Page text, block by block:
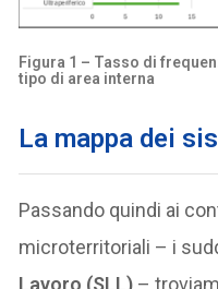
Figura 1 – Tasso di
tipo di area interna
La mappa dei
Passando quindi ai
microterritoriali – i
Lavoro (SLL) –